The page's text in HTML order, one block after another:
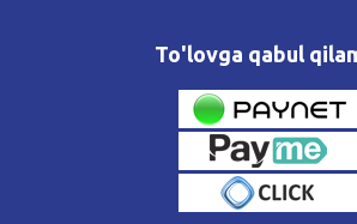
To'lovga qabul